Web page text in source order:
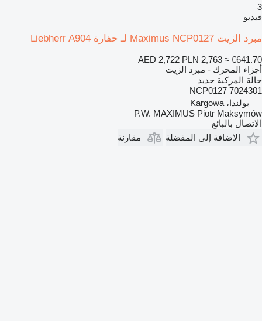
3
فيديو
مبرد الزيت Maximus NCP0127 لـ حفارة Liebherr A904
AED 2,722 PLN 2,763 ≈ €641.70
أجزاء المحرك - مبرد الزيت
حالة المركبة جديد
NCP0127 7024301
بولندا، Kargowa
P.W. MAXIMUS Piotr Maksymów
الاتصال بالبائع
الإضافة إلى المفضلة
مقارنة